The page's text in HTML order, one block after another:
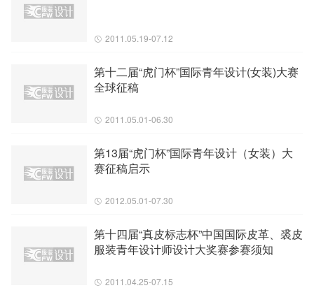
2011.05.19-07.12
第十二届“虎门杯”国际青年设计(女装)大赛
全球征稿
2011.05.01-06.30
第13届“虎门杯”国际青年设计（女装）大
赛征稿启示
2012.05.01-07.30
第十四届“真皮标志杯”中国国际皮革、裘皮
服装青年设计师设计大奖赛参赛须知
2011.04.25-07.15